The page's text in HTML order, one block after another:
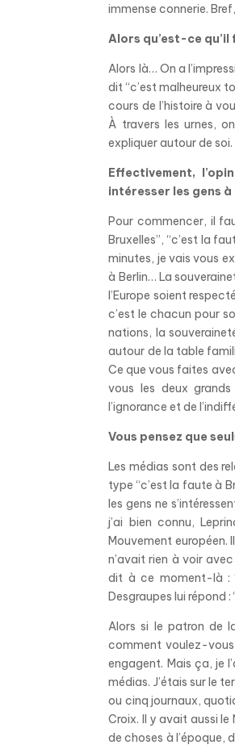
immense connerie.
Alors qu’est-ce
Alors là… On a
dit “c’est malheureux
cours de l’histoire à
À travers les urnes,
expliquer autour de soi.
Effectivement,
intéresser les gens à
Pour commencer, il
Bruxelles”, “c’est la
minutes, je vais vous
à Berlin… La
l’Europe soient
c’est le chacun pour
nations, la
autour de la table
Ce que vous faites
vous les deux grands
l’ignorance et de
Vous pensez que
Les médias sont des
type “c’est la faute à
les gens ne
j’ai bien connu,
Mouvement européen.
n’avait rien à voir
dit à ce moment-là :
Desgraupes lui répond :
Alors si le patron de
comment voulez-vous
engagent. Mais ça, je
médias. J’étais sur le
ou cinq journaux,
Croix. Il y avait aussi
de choses à l’époque,